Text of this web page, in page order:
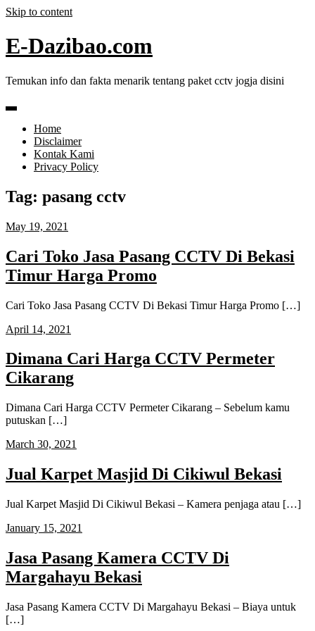
Skip to content
E-Dazibao.com
Temukan info dan fakta menarik tentang paket cctv jogja disini
Home
Disclaimer
Kontak Kami
Privacy Policy
Tag: pasang cctv
May 19, 2021
Cari Toko Jasa Pasang CCTV Di Bekasi
Timur Harga Promo
Cari Toko Jasa Pasang CCTV Di Bekasi Timur Harga Promo […]
April 14, 2021
Dimana Cari Harga CCTV Permeter
Cikarang
Dimana Cari Harga CCTV Permeter Cikarang – Sebelum kamu
putuskan […]
March 30, 2021
Jual Karpet Masjid Di Cikiwul Bekasi
Jual Karpet Masjid Di Cikiwul Bekasi – Kamera penjaga atau […]
January 15, 2021
Jasa Pasang Kamera CCTV Di
Margahayu Bekasi
Jasa Pasang Kamera CCTV Di Margahayu Bekasi – Biaya untuk
[…]